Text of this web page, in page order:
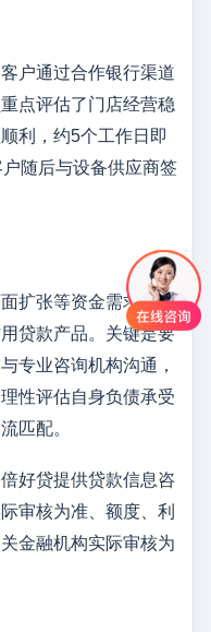
户通过合作银行渠道
点评估了门店经营稳
利，约5个工作日即
随后与设备供应商签
扩张等资金需求时，
贷款产品。关键是要
专业咨询机构沟通，
性评估自身负债承受
匹配。
好贷提供贷款信息咨
审核为准、额度、利
金融机构实际审核为